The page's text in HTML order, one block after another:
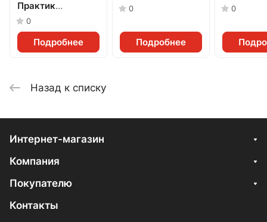
Практик
(500x230x150мм)
0
Подробнее
0
Подробнее
0
Назад к списку
Интернет-магазин
Компания
Покупателю
Контакты